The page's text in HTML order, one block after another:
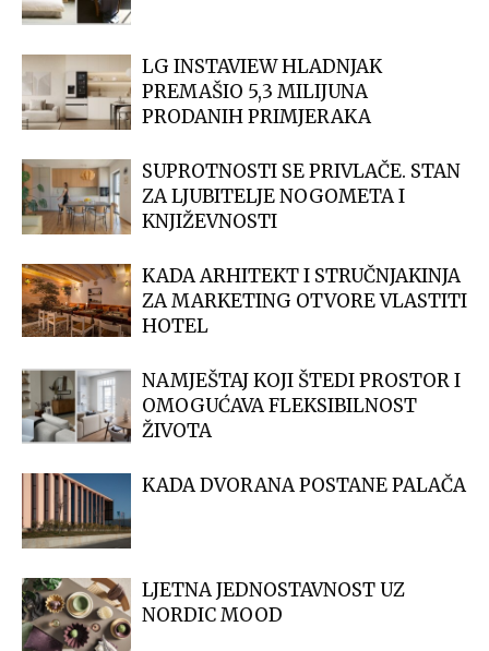
LG INSTAVIEW HLADNJAK
PREMAŠIO 5,3 MILIJUNA
PRODANIH PRIMJERAKA
SUPROTNOSTI SE PRIVLAČE. STAN
ZA LJUBITELJE NOGOMETA I
KNJIŽEVNOSTI
KADA ARHITEKT I STRUČNJAKINJA
ZA MARKETING OTVORE VLASTITI
HOTEL
NAMJEŠTAJ KOJI ŠTEDI PROSTOR I
OMOGUĆAVA FLEKSIBILNOST
ŽIVOTA
KADA DVORANA POSTANE PALAČA
LJETNA JEDNOSTAVNOST UZ
NORDIC MOOD